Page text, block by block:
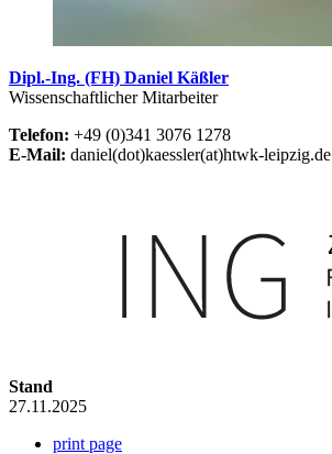
Dipl.-Ing. (FH) Daniel Käßler
Wissenschaftlicher Mitarbeiter
Telefon: +49 (0)341 3076 1278
E-Mail: daniel(dot)kaessler(at)htwk-leipzig.de
Stand
27.11.2025
print page